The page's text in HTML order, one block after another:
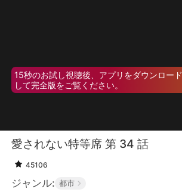
15秒のお試し視聴後、アプリをダウンロード
して完全版をご覧ください。
愛されない特等席 第 34 話
45106
ジャンル: 都市